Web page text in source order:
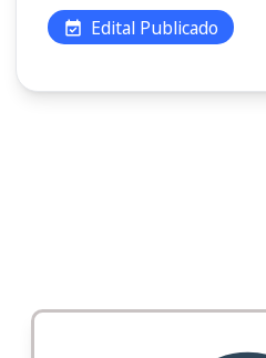
Edital Publicado